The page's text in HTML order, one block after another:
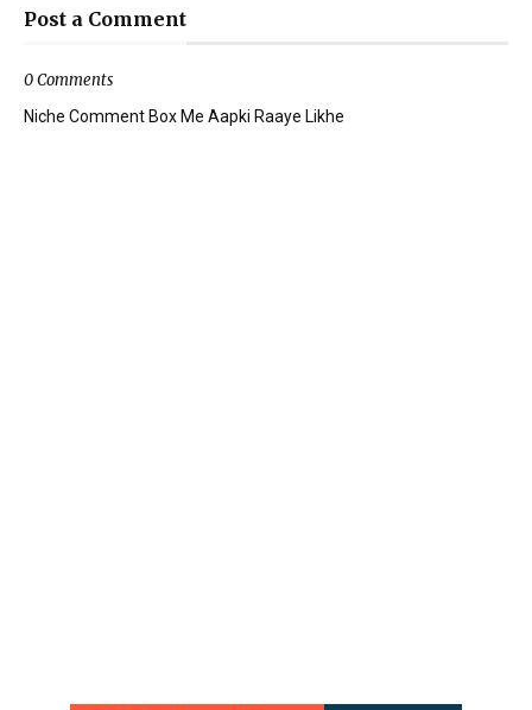
Post a Comment
0 Comments
Niche Comment Box Me Aapki Raaye Likhe